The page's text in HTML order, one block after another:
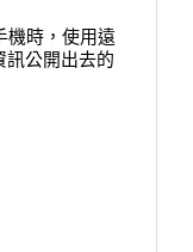
機時，使用遠
訊公開出去的